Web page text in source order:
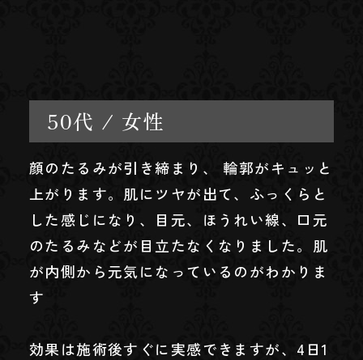
50代 / 女性
顔のたるみが引き締まり、 輪郭がキュッと
上がります。肌にツヤが出て、ふっくらと
した感じになり、目元、ほうれい線、口元
のたるみなどが目立たなくなりました。肌
が内側から元気になっているのがわかりま
す
効果は施術後すぐに実感できますが、4日1